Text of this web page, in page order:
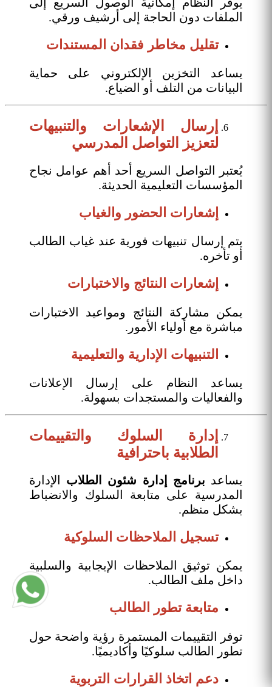
الملفات دون الحاجة إلى أرشيف ورقي.
تقليل مخاطر فقدان المستندات
يساعد التخزين الإلكتروني على حماية
البيانات من التلف أو الضياع.
إرسال الإشعارات والتنبيهات
لتعزيز التواصل المدرسي
يُعتبر التواصل السريع أحد أهم عوامل نجاح
المؤسسات التعليمية الحديثة.
إشعارات الحضور والغياب
يتم إرسال تنبيهات فورية عند غياب الطالب
أو تأخره.
إشعارات النتائج والاختبارات
يمكن مشاركة النتائج ومواعيد الاختبارات
مباشرة مع أولياء الأمور.
التنبيهات الإدارية والتعليمية
يساعد النظام على إرسال الإعلانات
والفعاليات والمستجدات بسهولة.
إدارة السلوك والتقييمات
الطلابية باحترافية
يساعد برنامج إدارة شئون الطلاب الإدارة
المدرسية على متابعة السلوك والانضباط
بشكل منظم.
تسجيل الملاحظات السلوكية
يمكن توثيق الملاحظات الإيجابية والسلبية
داخل ملف الطالب.
متابعة تطور الطالب
توفر التقييمات المستمرة رؤية واضحة حول
تطور الطالب سلوكيًا وأكاديميًا.
دعم اتخاذ القرارات التربوية